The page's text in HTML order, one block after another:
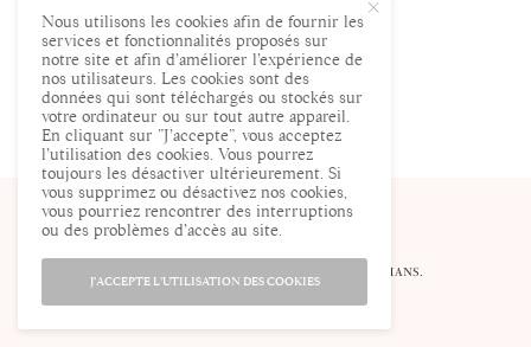
© ENCEINTE.COM LE SITE DES FUTURES MAMANS.
Nous utilisons les cookies afin de fournir les
services et fonctionnalités proposés sur
notre site et afin d’améliorer l’expérience de
nos utilisateurs. Les cookies sont des
données qui sont téléchargés ou stockés sur
votre ordinateur ou sur tout autre appareil.
En cliquant sur ”J’accepte”, vous acceptez
l’utilisation des cookies. Vous pourrez
toujours les désactiver ultérieurement. Si
vous supprimez ou désactivez nos cookies,
vous pourriez rencontrer des interruptions
ou des problèmes d’accès au site.
J'ACCEPTE L'UTILISATION DES COOKIES